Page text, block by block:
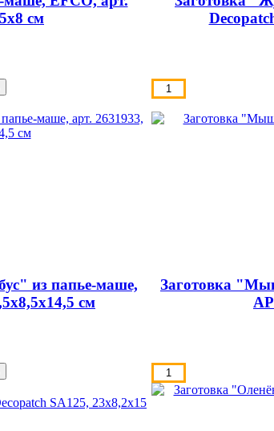
см
из папье-маше,
см
Заготовка